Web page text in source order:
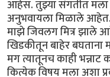
आहेस. तुझ्या संगतीत मला
अनुभवायला मिळाले आहेत.
माझे जिवलग मित्र झाले
खिडकीतून बाहेर बघताना
मग त्यातूनच काही भन्नाट
कित्येक विषय मला अशा